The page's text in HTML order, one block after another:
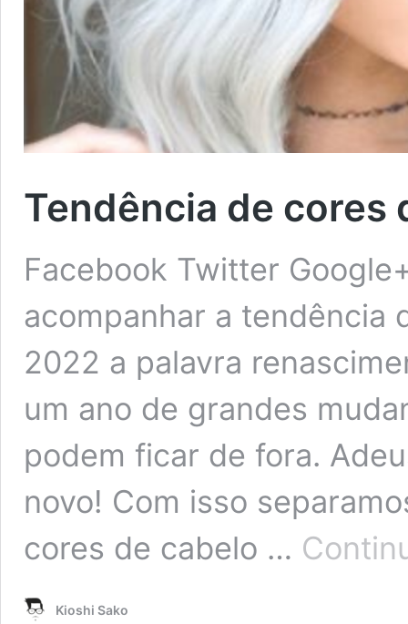
Tendência de cores
Facebook Twitter
acompanhar a tendência
2022 a palavra
um ano de grandes
podem ficar de fora.
novo! Com isso
cores de cabelo …
Kioshi Sako